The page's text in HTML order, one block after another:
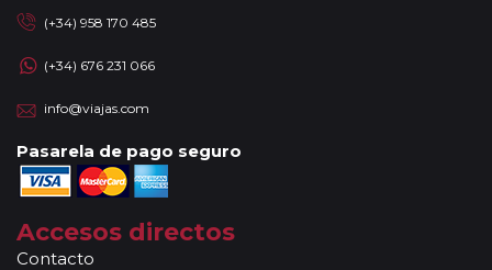
(+34) 958 170 485
(+34) 676 231 066
info@viajas.com
Pasarela de pago seguro
Accesos directos
Contacto